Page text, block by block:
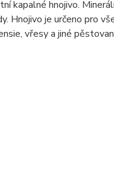
kapalné hnojivo.
Hnojivo je určeno pro
vřesy a jiné